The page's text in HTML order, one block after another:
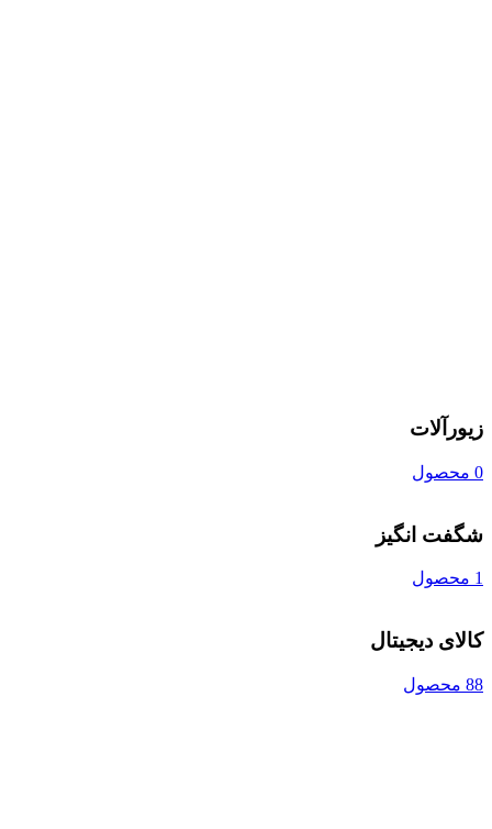
زیورآلات
0 محصول
شگفت انگیز
1 محصول
کالای دیجیتال
88 محصول